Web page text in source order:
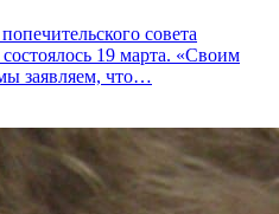
совета
19 марта. «Своим
заявляем, что…